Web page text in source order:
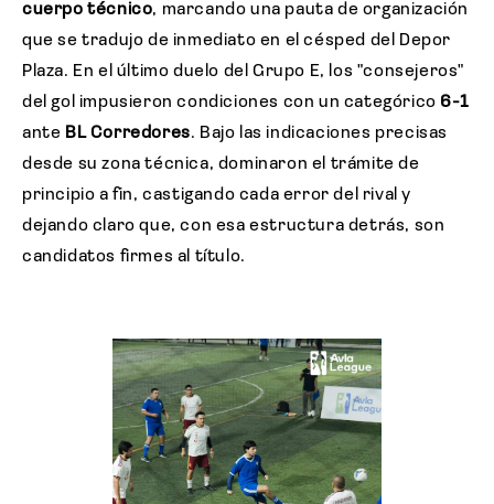
cuerpo técnico, marcando una pauta de organización
que se tradujo de inmediato en el césped del Depor
Plaza. En el último duelo del Grupo E, los "consejeros"
del gol impusieron condiciones con un categórico 6-1
ante BL Corredores. Bajo las indicaciones precisas
desde su zona técnica, dominaron el trámite de
principio a fin, castigando cada error del rival y
dejando claro que, con esa estructura detrás, son
candidatos firmes al título.